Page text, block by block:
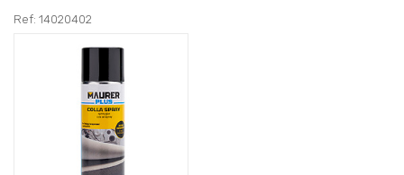
Ref: 14020402